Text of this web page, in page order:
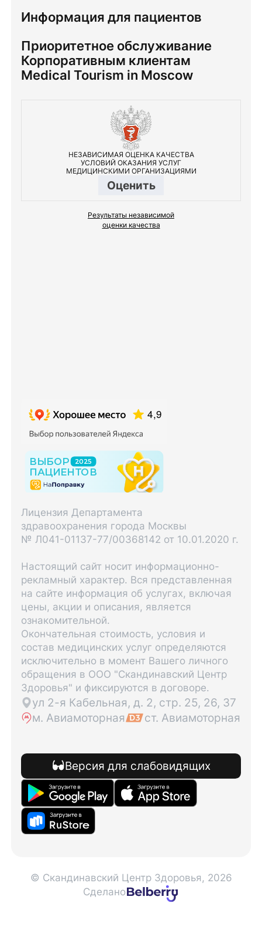
Информация для пациентов
Приоритетное обслуживание
Корпоративным клиентам
Medical Tourism in Moscow
НЕЗАВИСИМАЯ ОЦЕНКА КАЧЕСТВА
УСЛОВИЙ ОКАЗАНИЯ УСЛУГ
МЕДИЦИНСКИМИ ОРГАНИЗАЦИЯМИ
Оценить
Результаты независимой
оценки качества
Лицензия Департамента
здравоохранения города Москвы
№ Л041-01137-77/00368142 от 10.01.2020 г.
Настоящий сайт носит информационно-
рекламный характер. Вся представленная
на сайте информация об услугах, включая
цены, акции и описания, является
ознакомительной.
Окончательная стоимость, условия и
состав медицинских услуг определяются
исключительно в момент Вашего личного
обращения в ООО "Скандинавский Центр
Здоровья" и фиксируются в договоре.
ул 2-я Кабельная, д. 2, стр. 25, 26, 37
м. Авиамоторная
ст. Авиамоторная
Версия для слабовидящих
© Скандинавский Центр Здоровья, 2026
Сделано